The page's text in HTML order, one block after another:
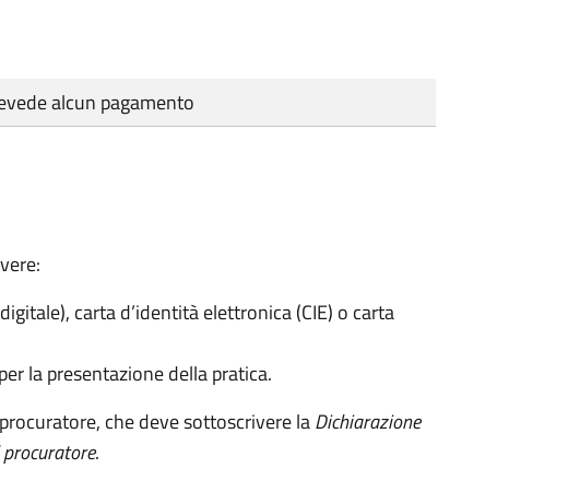
alcun pagamento
carta d’identità elettronica (CIE) o carta
la presentazione della pratica.
che deve sottoscrivere laDichiarazione
.